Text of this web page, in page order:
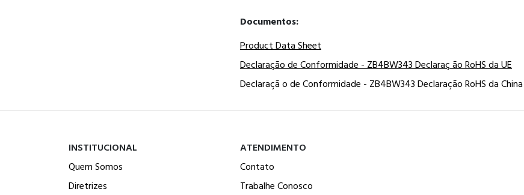
Documentos:
Product Data Sheet
Declaração de Conformidade - ZB4BW343 Declaraç ão RoHS da UE
Declaraçã o de Conformidade - ZB4BW343 Declaração RoHS da China
INSTITUCIONAL
Quem Somos
Diretrizes
ATENDIMENTO
Contato
Trabalhe Conosco